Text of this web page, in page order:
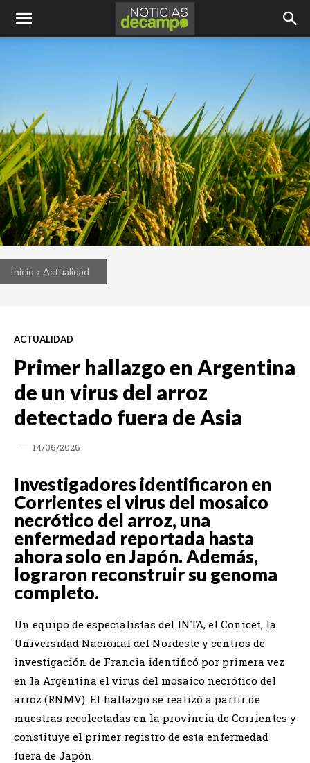
Inicio Actualidad
ACTUALIDAD
Primer hallazgo en Argentina
de un virus del arroz
detectado fuera de Asia
14/06/2026
Investigadores identificaron en
Corrientes el virus del mosaico
necrótico del arroz, una
enfermedad reportada hasta
ahora solo en Japón. Además,
lograron reconstruir su genoma
completo.
Un equipo de especialistas del INTA, el Conicet, la
Universidad Nacional del Nordeste y centros de
investigación de Francia identificó por primera vez
en la Argentina el virus del mosaico necrótico del
arroz (RNMV). El hallazgo se realizó a partir de
muestras recolectadas en la provincia de Corrientes y
constituye el primer registro de esta enfermedad
fuera de Japón.